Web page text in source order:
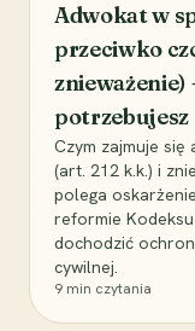
Adwokat w
przeciwko
znieważenie)
potrzebujesz
Czym zajmuje się
(art. 212 k.k.) i
polega
reformie
dochodzić
cywilnej.
9 min czytania